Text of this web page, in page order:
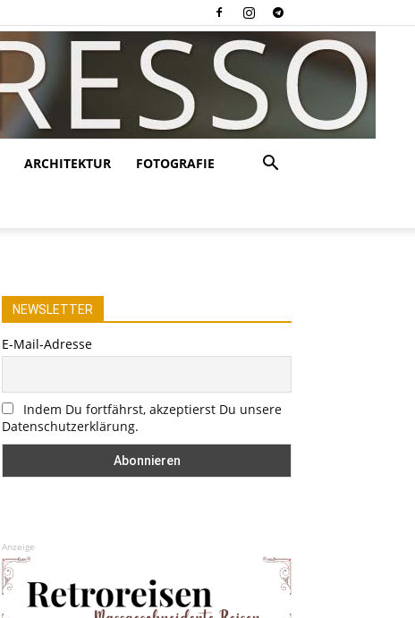
ARCHITEKTUR FOTOGRAFIE
NEWSLETTER
E-Mail-Adresse
Indem Du fortfährst, akzeptierst Du unsere
Datenschutzerklärung.
Anzeige